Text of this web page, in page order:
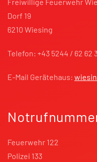
Freiwillige Feuerwehr
Dorf 19
6210 Wiesing
Telefon: +43 5244 / 62 62
E-Mail Gerätehaus:
Feuerwehr 122
Polizei 133